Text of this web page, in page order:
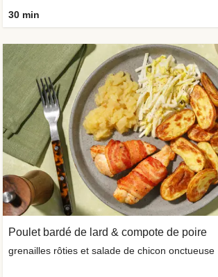
30 min
Poulet bardé de lard & compote de poire
grenailles rôties et salade de chicon onctueuse